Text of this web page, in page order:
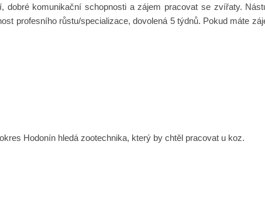
dobré komunikační schopnosti a zájem pracovat se zvířaty.
profesního růstu/specializace, dovolená 5 týdnů. Pokud máte
Hodonín hledá zootechnika, který by chtěl pracovat u koz.